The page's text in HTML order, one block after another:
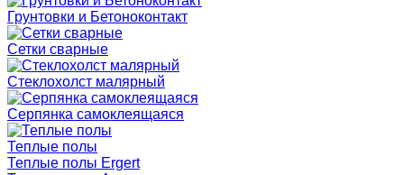
Грунтовки и Бетоноконтакт
Сетки сварные
Cтеклохолст малярный
Серпянка самоклеящаяся
Теплые полы
Теплые полы Ergert